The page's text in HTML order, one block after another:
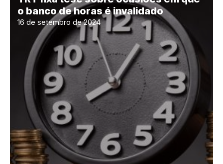
o banco de horas é invalidado
16 de setembro de 2024